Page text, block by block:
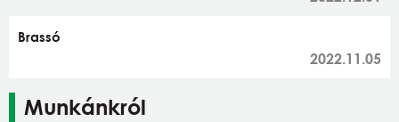
Brassó
2022.11.05
Munkánkról